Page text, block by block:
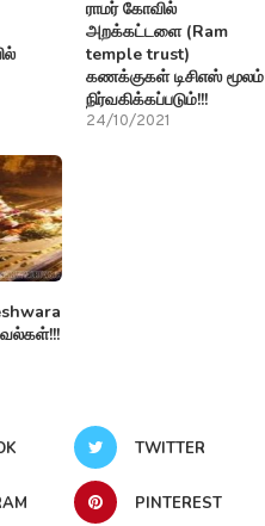
ராமர் கோவில்
அறக்கட்டளை (Ram
temple trust)
கணக்குகள் டிசிஎஸ் மூலம்
நிர்வகிக்கப்படும்!!!
24/10/2021
TWITTER
PINTEREST